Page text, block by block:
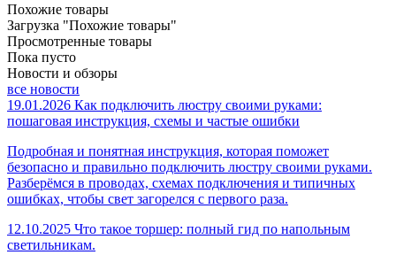
Похожие товары
Загрузка "Похожие товары"
Просмотренные товары
Пока пусто
Новости и обзоры
все новости
19.01.2026 Как подключить люстру своими руками:
пошаговая инструкция, схемы и частые ошибки
Подробная и понятная инструкция, которая поможет
безопасно и правильно подключить люстру своими руками.
Разберёмся в проводах, схемах подключения и типичных
ошибках, чтобы свет загорелся с первого раза.
12.10.2025 Что такое торшер: полный гид по напольным
светильникам.